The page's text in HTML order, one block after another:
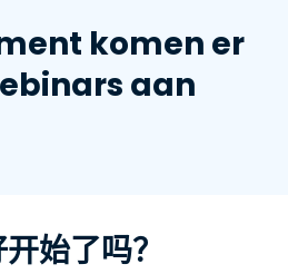
komen er
aan
始了吗？